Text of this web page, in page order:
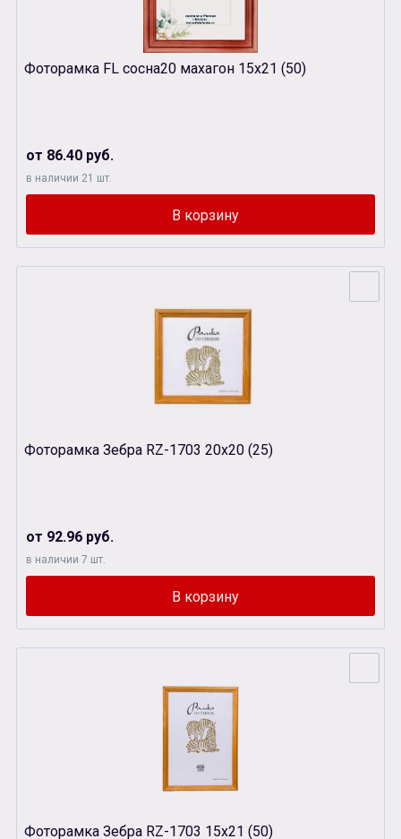
Фоторамка FL сосна20 махагон 15х21 (50)
от 86.40 руб.
в наличии 21 шт.
Фоторамка Зебра RZ-1703 20х20 (25)
от 92.96 руб.
в наличии 7 шт.
Фоторамка Зебра RZ-1703 15х21 (50)